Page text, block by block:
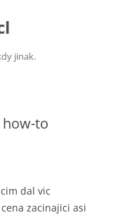
jinak.
how-to
dal vic
zacinajici asi